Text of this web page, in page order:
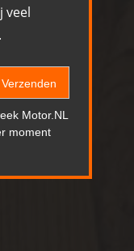
veel
Verzenden
Motor.NL
moment